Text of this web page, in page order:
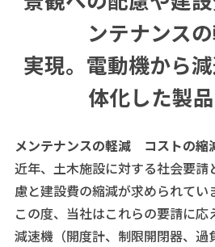
ンテナンス
実現。電動機から
体化した製品
メンテナンスの軽減 コストの縮
近年、土木施設に対する社会要請
慮と建設費の縮減が求められてい
この度、当社はこれらの要請に応
減速機（開度計、制限開閉器、過